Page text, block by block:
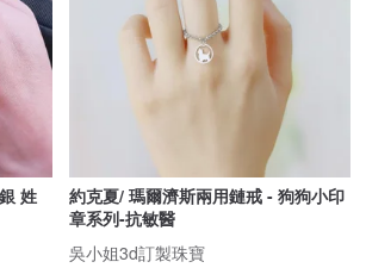
姓
約克夏/ 瑪爾濟斯兩用鏈戒 - 狗狗小印
章系列-抗敏醫
吳小姐3d訂製珠寶